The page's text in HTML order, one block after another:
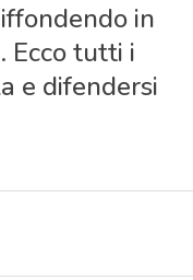
in
Ecco tutti i
e difendersi